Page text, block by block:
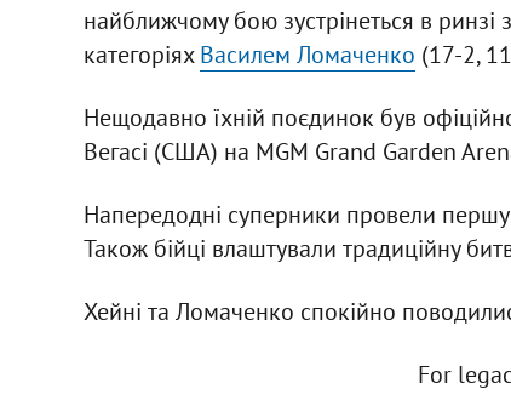
найближчому бою зустрінеться в ринзі
категоріяхВасилем Ломаченко (17-2,
Нещодавно їхній поєдинок був
Вегасі (США) на MGM Grand Garden
Напередодні суперники провели
Також бійці влаштували традиційну
Хейні та Ломаченко спокійно
For